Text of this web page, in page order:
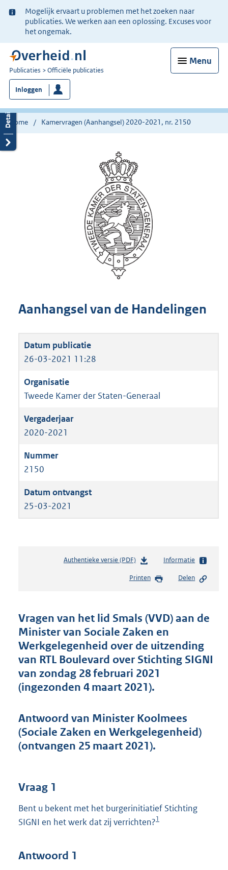
Ter
informatie:
Mogelijk ervaart u problemen met het zoeken naar
publicaties. We werken aan een oplossing. Excuses voor
het ongemak.
Menu
U
bent
nu
hier:
Publicaties Officiële publicaties
Inloggen
Home Kamervragen (Aanhangsel) 2020-2021, nr. 2150
Aanhangsel van de Handelingen
26-03-2021 11:28
Tweede Kamer der Staten-Generaal
2020-2021
2150
25-03-2021
Authentieke versie (PDF)b
s
n
d
s
g
r
o
t
4
3
Informatie
Printen Delen
Vragen van het lid Smals (VVD) aan de
Minister van Sociale Zaken en
Werkgelegenheid over de uitzending
van RTL Boulevard over Stichting SIGNI
van zondag 28 februari 2021
(ingezonden 4 maart 2021).
Antwoord van Minister Koolmees
(Sociale Zaken en Werkgelegenheid)
(ontvangen 25 maart 2021).
Vraag 1
Bent u bekent met het burgerinitiatief Stichting
SIGNI en het werk dat zij verrichten?1
Antwoord 1